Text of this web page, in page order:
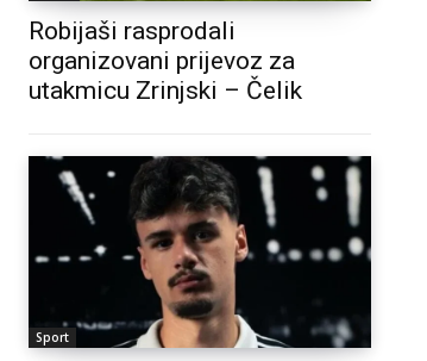
Robijaši rasprodali
organizovani prijevoz za
utakmicu Zrinjski – Čelik
Sport